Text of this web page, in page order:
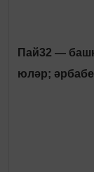
Пай32 —
юләр;